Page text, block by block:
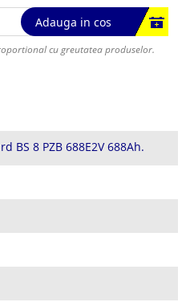
Adauga in cos
cu greutatea produselor.
BS 8 PZB 688E2V 688Ah.